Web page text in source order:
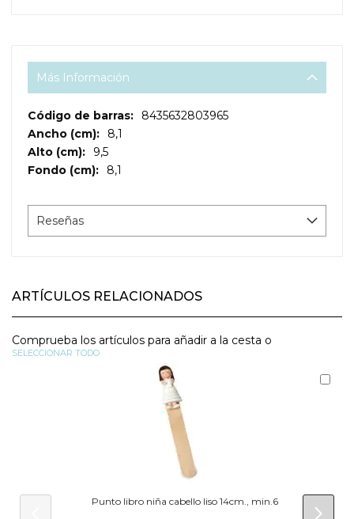
Más Información
Más
Información
8435632803965
8,1
9,5
8,1
Reseñas
ARTÍCULOS RELACIONADOS
Comprueba los artículos para añadir a la cesta o
SELECCIONAR TODO
Punto libro niña cabello liso 14cm., min.6